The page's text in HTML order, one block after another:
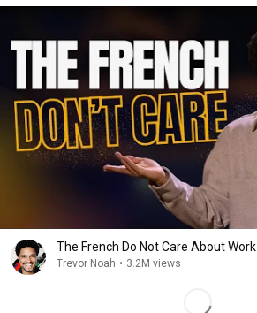
The French Do Not Care About Work
Trevor Noah • 3.2M views